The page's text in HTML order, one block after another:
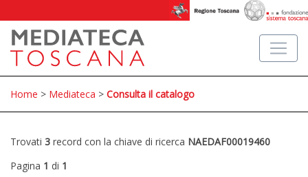
Home > Mediateca > Consulta il catalogo
Trovati 3 record con la chiave di ricerca NAEDAF00019460
Pagina 1 di 1